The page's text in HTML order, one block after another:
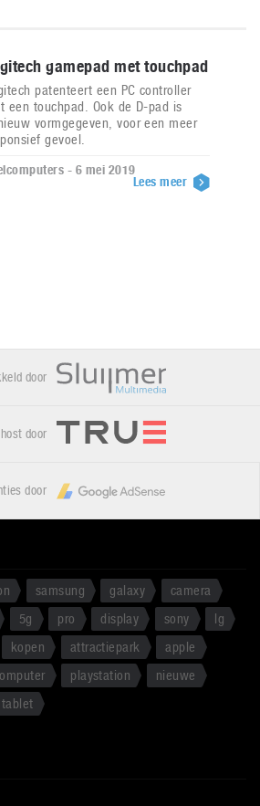
gamepad met touchpad
patenteert een PC controller
een touchpad. Ook de D-pad is
vormgegeven, voor een meer
gevoel.
- 6 mei 2019
Lees meer
door
door
door
samsung galaxy
camera
5g pro display sony
lg
kopen attractiepark
apple
playstation
nieuwe
tablet